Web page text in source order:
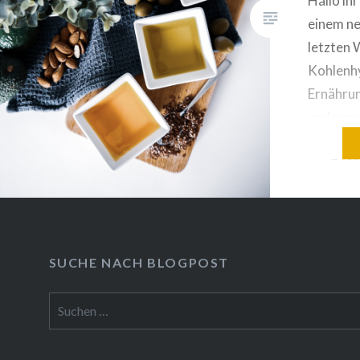
einem
letzten
soll es
große
SUCHE NACH BLOGPOST
nach: